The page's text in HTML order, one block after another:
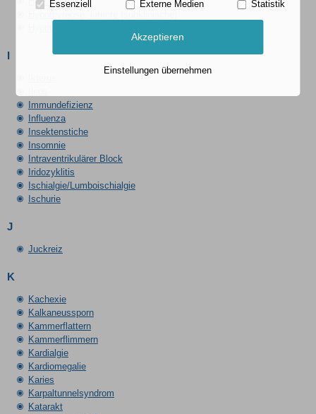
Immundefizienz
Influenza
Insektenstiche
Insomnie
Intraventrikulärer Block
Iridozyklitis
Ischialgie/Lumboischialgie
Ischurie
J
Juckreiz
K
Kachexie
Kalkaneussporn
Kammerflattern
Kammerflimmern
Kardialgie
Kardiomegalie
Karies
Karpaltunnelsyndrom
Katarakt
Essenziell Externe Medien Statistik
Akzeptieren
Einstellungen übernehmen